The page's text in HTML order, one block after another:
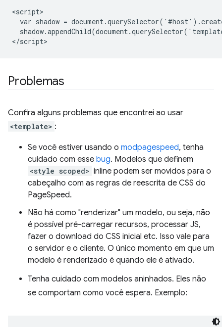
<script>
var shadow =
Problemas
Confira alguns problemas que encontrei ao usar
<template> :
Se você estiver usando o modpagespeed, tenha
cuidado com esse bug. Modelos que definem
<style scoped> inline podem ser movidos para o
cabeçalho com as regras de reescrita de CSS do
PageSpeed.
Não há como "renderizar" um modelo, ou seja, não
é possível pré-carregar recursos, processar JS,
fazer o download do CSS inicial etc. Isso vale para
o servidor e o cliente. O único momento em que um
modelo é renderizado é quando ele é ativado.
Tenha cuidado com modelos aninhados. Eles não
se comportam como você espera. Exemplo: